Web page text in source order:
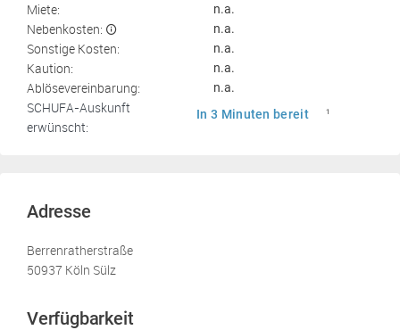
Miete: n.a.
Nebenkosten: n.a.
Sonstige Kosten: n.a.
Kaution: n.a.
Ablösevereinbarung: n.a.
SCHUFA-Auskunft
erwünscht:
In 3 Minuten bereit 1
Adresse
Berrenratherstraße
50937 Köln Sülz
Verfügbarkeit